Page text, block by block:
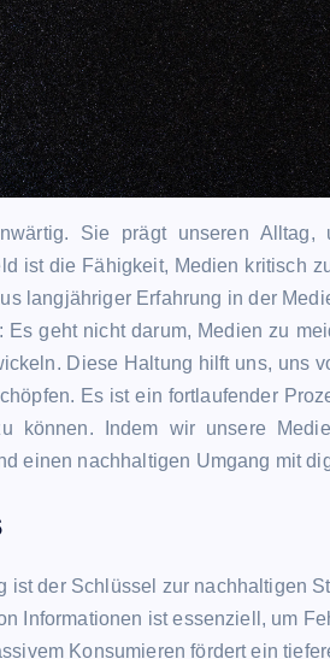
Sie prägt unseren Alltag,
ist die Fähigkeit, Medien kritisch
langjähriger Erfahrung in der
geht nicht darum, Medien zu
Diese Haltung hilft uns, uns
Es ist ein fortlaufender
können. Indem wir unsere
einen nachhaltigen Umgang mit
ist der Schlüssel zur nachhaltigen
Informationen ist essenziell, um
Konsumieren fördert ein